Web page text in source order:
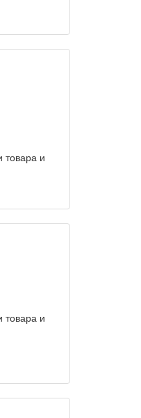
товара и
товара и